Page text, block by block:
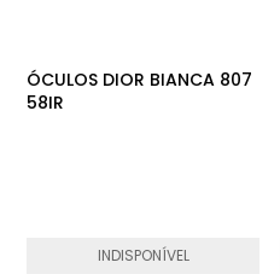
ÓCULOS DIOR BIANCA 807
58IR
INDISPONÍVEL